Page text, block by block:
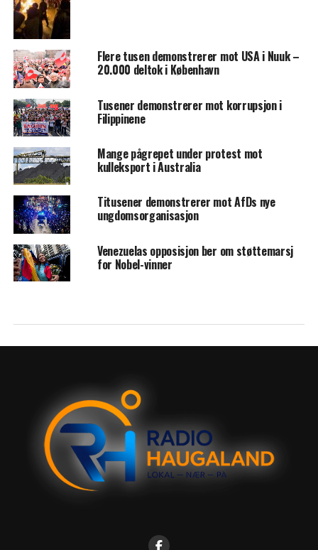
Flere tusen demonstrerer mot USA i Nuuk –
20.000 deltok i København
Tusener demonstrerer mot korrupsjon i
Filippinene
Mange pågrepet under protest mot
kulleksport i Australia
Titusener demonstrerer mot AfDs nye
ungdomsorganisasjon
Venezuelas opposisjon ber om støttemarsj
for Nobel-vinner